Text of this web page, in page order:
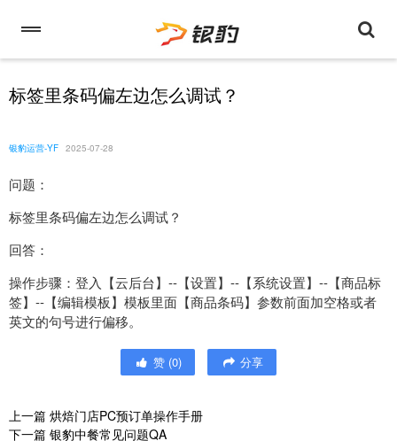
标签里条码偏左边怎么调试？
银豹运营-YF 2025-07-28
问题：
标签里条码偏左边怎么调试？
回答：
操作步骤：登入【云后台】--【设置】--【系统设置】--【商品标
签】--【编辑模板】模板里面【商品条码】参数前面加空格或者
英文的句号进行偏移。
赞 (0) 分享
上一篇 烘焙门店PC预订单操作手册
下一篇 银豹中餐常见问题QA